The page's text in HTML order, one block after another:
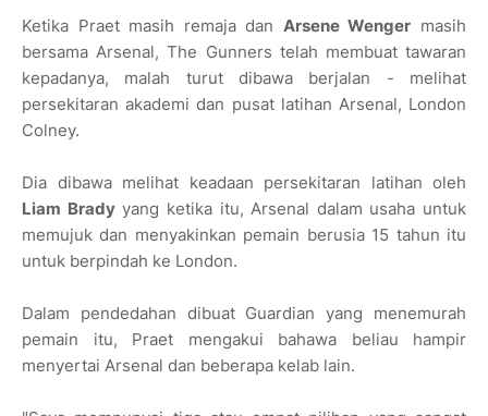
Ketika Praet masih remaja dan Arsene Wenger masih
bersama Arsenal, The Gunners telah membuat tawaran
kepadanya, malah turut dibawa berjalan - melihat
persekitaran akademi dan pusat latihan Arsenal, London
Colney.
Dia dibawa melihat keadaan persekitaran latihan oleh
Liam Bradyyang ketika itu, Arsenal dalam usaha untuk
memujuk dan menyakinkan pemain berusia 15 tahun itu
untuk berpindah ke London.
Dalam pendedahan dibuat Guardian yang menemurah
pemain itu, Praet mengakui bahawa beliau hampir
menyertai Arsenal dan beberapa kelab lain.